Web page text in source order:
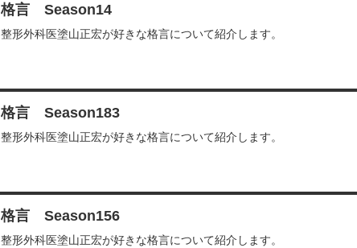
格言 Season14
整形外科医塗山正宏が好きな格言について紹介します。
格言 Season183
整形外科医塗山正宏が好きな格言について紹介します。
格言 Season156
整形外科医塗山正宏が好きな格言について紹介します。